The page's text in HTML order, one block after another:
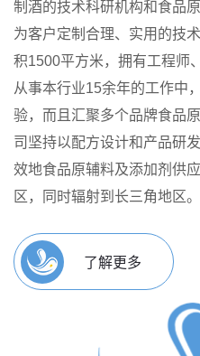
制酒的技术科研机构和食品
为客户定制合理、实用的技
积1500平方米，拥有工程师
从事本行业15余年的工作中
验，而且汇聚多个品牌食品
司坚持以配方设计和产品研
效地食品原辅料及添加剂供
区，同时辐射到长三角地区。
了解更多